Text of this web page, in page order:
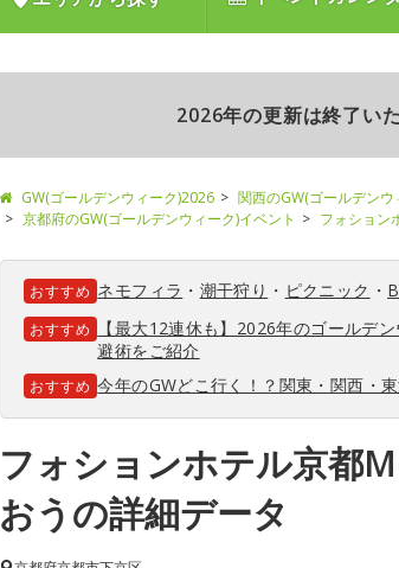
2026年の更新は終了い
GW(ゴールデンウィーク)2026 関西のGW(ゴールデン
京都府のGW(ゴールデンウィーク)イベント
フォション
おすすめ ネモフィラ ・ 潮干狩り ・ ピクニック ・
おすすめ
【最大12連休も】2026年のゴールデ
避術をご紹介
おすすめ 今年のGWどこ行く！？関東・関西・
フォションホテル京都
おうの詳細データ